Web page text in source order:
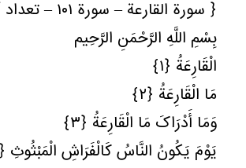
﴿ سورة القارعة – سورة ١٠١ – تعداد آیات ١١ ﴾
بِسْمِ اللَّهِ الرَّحْمَنِ الرَّحِیم
الْقَارِعَةُ ﴿١﴾
مَا الْقَارِعَةُ ﴿٢﴾
وَمَا أَدْرَاکَ مَا الْقَارِعَةُ ﴿٣﴾
یَوْمَ یَکُونُ النَّاسُ کَالْفَرَاشِ الْمَبْثُوثِ ﴿٤﴾